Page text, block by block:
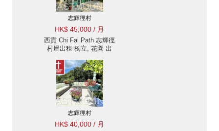
志輝徑村
HK$ 45,000 / 月
西貢 Chi Fai Path 志輝徑
村屋出租-獨立, 花園 出
志輝徑村
HK$ 40,000 / 月